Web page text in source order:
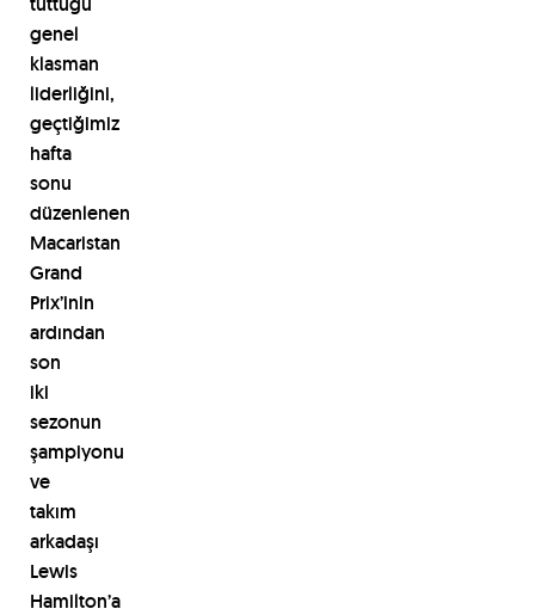
genel
klasman
liderliğini,
geçtiğimiz
hafta
sonu
düzenlenen
Macaristan
Grand
Prix’inin
ardından
son
iki
sezonun
şampiyonu
ve
takım
arkadaşı
Lewis
Hamilton’a